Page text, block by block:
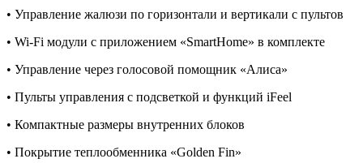
• Управление жалюзи по горизонтали и вертикали с пультов
• Wi-Fi модули с приложением «SmartHome» в комплекте
• Управление через голосовой помощник «Алиса»
• Пульты управления с подсветкой и функций iFeel
• Компактные размеры внутренних блоков
• Покрытие теплообменника «Golden Fin»